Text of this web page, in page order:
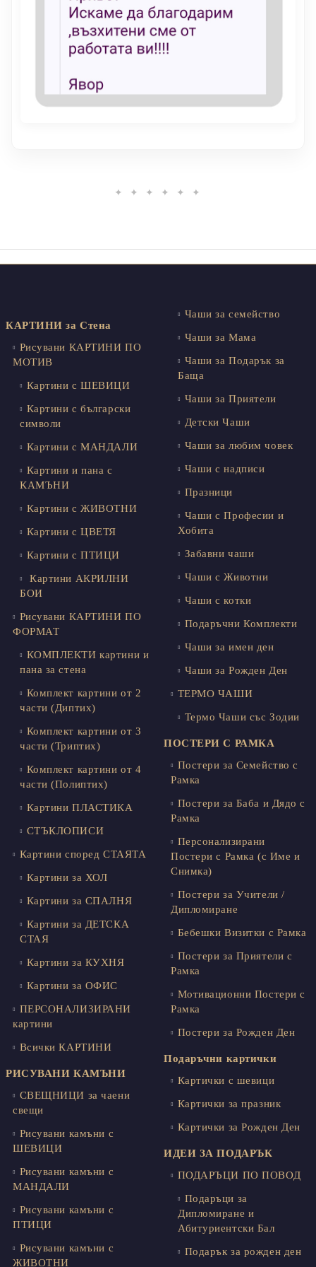
✦ ✦ ✦ ✦ ✦ ✦
КАРТИНИ за Стена
Рисувани КАРТИНИ ПО
МОТИВ
Картини с ШЕВИЦИ
Картини с български
символи
Картини с МАНДАЛИ
Картини и пана с
КАМЪНИ
Картини с ЖИВОТНИ
Картини с ЦВЕТЯ
Картини с ПТИЦИ
Картини АКРИЛНИ
БОИ
Рисувани КАРТИНИ ПО
ФОРМАТ
КОМПЛЕКТИ картини и
пана за стена
Комплект картини от 2
части (Диптих)
Комплект картини от 3
части (Триптих)
Комплект картини от 4
части (Полиптих)
Картини ПЛАСТИКА
СТЪКЛОПИСИ
Картини според СТАЯТА
Картини за ХОЛ
Картини за СПАЛНЯ
Картини за ДЕТСКА
СТАЯ
Картини за КУХНЯ
Картини за ОФИС
ПЕРСОНАЛИЗИРАНИ
картини
Всички КАРТИНИ
РИСУВАНИ КАМЪНИ
СВЕЩНИЦИ за чаени
свещи
Рисувани камъни с
ШЕВИЦИ
Рисувани камъни с
МАНДАЛИ
Рисувани камъни с
ПТИЦИ
Рисувани камъни с
ЖИВОТНИ
Чаши за семейство
Чаши за Мама
Чаши за Подарък за
Баща
Чаши за Приятели
Детски Чаши
Чаши за любим човек
Чаши с надписи
Празници
Чаши с Професии и
Хобита
Забавни чаши
Чаши с Животни
Чаши с котки
Подаръчни Комплекти
Чаши за имен ден
Чаши за Рожден Ден
ТЕРМО ЧАШИ
Термо Чаши със Зодии
ПОСТЕРИ С РАМКА
Постери за Семейство с
Рамка
Постери за Баба и Дядо с
Рамка
Персонализирани
Постери с Рамка (с Име и
Снимка)
Постери за Учители /
Дипломиране
Бебешки Визитки с Рамка
Постери за Приятели с
Рамка
Мотивационни Постери с
Рамка
Постери за Рожден Ден
Подаръчни картички
Картички с шевици
Картички за празник
Картички за Рожден Ден
ИДЕИ ЗА ПОДАРЪК
ПОДАРЪЦИ ПО ПОВОД
Подаръци за
Дипломиране и
Абитуриентски Бал
Подарък за рожден ден